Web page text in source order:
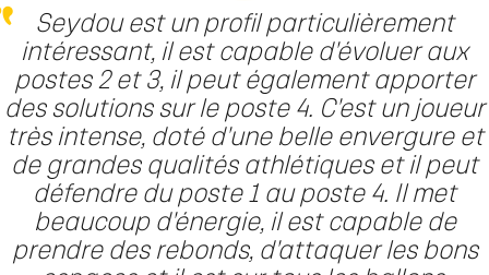
Seydou est un profil particulièrement
intéressant, il est capable d'évoluer aux
postes 2 et 3, il peut également apporter
des solutions sur le poste 4. C'est un joueur
très intense, doté d'une belle envergure et
de grandes qualités athlétiques et il peut
défendre du poste 1 au poste 4. Il met
beaucoup d'énergie, il est capable de
prendre des rebonds, d'attaquer les bons